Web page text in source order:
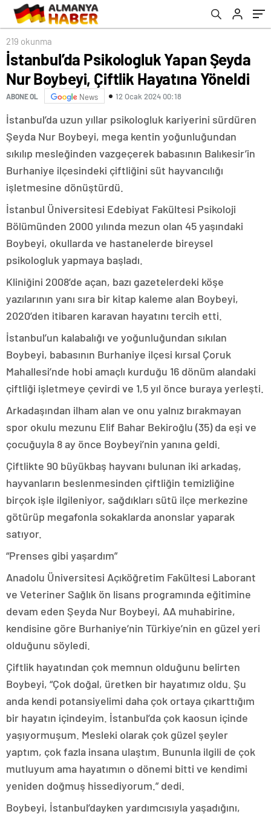
219 okunma
İstanbul’da Psikologluk Yapan Şeyda
Nur Boybeyi, Çiftlik Hayatına Yöneldi
ABONE OL News 12 Ocak 2024 00:18
İstanbul’da uzun yıllar psikologluk kariyerini sürdüren
Şeyda Nur Boybeyi, mega kentin yoğunluğundan
sıkılıp mesleğinden vazgeçerek babasının Balıkesir’in
Burhaniye ilçesindeki çiftliğini süt hayvancılığı
işletmesine dönüştürdü.
İstanbul Üniversitesi Edebiyat Fakültesi Psikoloji
Bölümünden 2000 yılında mezun olan 45 yaşındaki
Boybeyi, okullarda ve hastanelerde bireysel
psikologluk yapmaya başladı.
Kliniğini 2008’de açan, bazı gazetelerdeki köşe
yazılarının yanı sıra bir kitap kaleme alan Boybeyi,
2020’den itibaren karavan hayatını tercih etti.
İstanbul’un kalabalığı ve yoğunluğundan sıkılan
Boybeyi, babasının Burhaniye ilçesi kırsal Çoruk
Mahallesi’nde hobi amaçlı kurduğu 16 dönüm alandaki
çiftliği işletmeye çevirdi ve 1,5 yıl önce buraya yerleşti.
Arkadaşından ilham alan ve onu yalnız bırakmayan
spor okulu mezunu Elif Bahar Bekiroğlu (35) da eşi ve
çocuğuyla 8 ay önce Boybeyi’nin yanına geldi.
Çiftlikte 90 büyükbaş hayvanı bulunan iki arkadaş,
hayvanların beslenmesinden çiftliğin temizliğine
birçok işle ilgileniyor, sağdıkları sütü ilçe merkezine
götürüp megafonla sokaklarda anonslar yaparak
satıyor.
“Prenses gibi yaşardım”
Anadolu Üniversitesi Açıköğretim Fakültesi Laborant
ve Veteriner Sağlık ön lisans programında eğitimine
devam eden Şeyda Nur Boybeyi, AA muhabirine,
kendisine göre Burhaniye’nin Türkiye’nin en güzel yeri
olduğunu söyledi.
Çiftlik hayatından çok memnun olduğunu belirten
Boybeyi, “Çok doğal, üretken bir hayatımız oldu. Şu
anda kendi potansiyelimi daha çok ortaya çıkarttığım
bir hayatın içindeyim. İstanbul’da çok kaosun içinde
yaşıyormuşum. Mesleki olarak çok güzel şeyler
yaptım, çok fazla insana ulaştım. Bununla ilgili de çok
mutluyum ama hayatımın o dönemi bitti ve kendimi
yeniden doğmuş hissediyorum.” dedi.
Boybeyi, İstanbul’dayken yardımcısıyla yaşadığını,